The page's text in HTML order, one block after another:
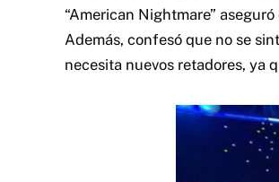
“American Nightmare”
Además, confesó que no se
necesita nuevos retadores, ya